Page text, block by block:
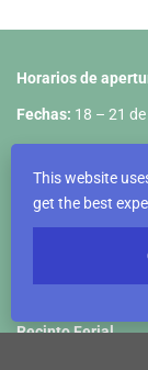
Horarios de
Fechas: 18 – 21
19 de abril: 09:00
20 de abril: 09:00
21 de abril: 09:00
Recinto Ferial
This website
get the best